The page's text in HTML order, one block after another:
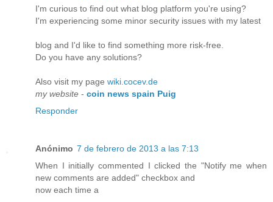
I'm curious to find out what blog platform you're using?
I'm experiencing some minor security issues with my latest
blog and I'd like to find something more risk-free.
Do you have any solutions?
Also visit my page wiki.cocev.de
my website - coin news spain Puig
Responder
Anónimo 7 de febrero de 2013 a las 7:13
When I initially commented I clicked the "Notify me when
new comments are added" checkbox and
now each time a